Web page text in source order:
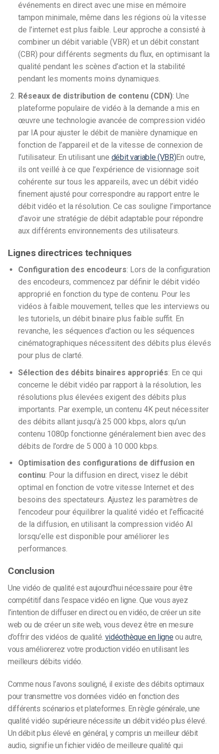
événements en direct avec une mise en mémoire
tampon minimale, même dans les régions où la vitesse
de l’internet est plus faible. Leur approche a consisté à
combiner un débit variable (VBR) et un débit constant
(CBR) pour différents segments du flux, en optimisant la
qualité pendant les scènes d’action et la stabilité
pendant les moments moins dynamiques.
Réseaux de distribution de contenu (CDN): Une
plateforme populaire de vidéo à la demande a mis en
œuvre une technologie avancée de compression vidéo
par IA pour ajuster le débit de manière dynamique en
fonction de l’appareil et de la vitesse de connexion de
l’utilisateur. En utilisant une débit variable (VBR)En outre,
ils ont veillé à ce que l’expérience de visionnage soit
cohérente sur tous les appareils, avec un débit vidéo
finement ajusté pour correspondre au rapport entre le
débit vidéo et la résolution. Ce cas souligne l’importance
d’avoir une stratégie de débit adaptable pour répondre
aux différents environnements des utilisateurs.
Lignes directrices techniques
Configuration des encodeurs: Lors de la configuration
des encodeurs, commencez par définir le débit vidéo
approprié en fonction du type de contenu. Pour les
vidéos à faible mouvement, telles que les interviews ou
les tutoriels, un débit binaire plus faible suffit. En
revanche, les séquences d’action ou les séquences
cinématographiques nécessitent des débits plus élevés
pour plus de clarté.
Sélection des débits binaires appropriés: En ce qui
concerne le débit vidéo par rapport à la résolution, les
résolutions plus élevées exigent des débits plus
importants. Par exemple, un contenu 4K peut nécessiter
des débits allant jusqu’à 25 000 kbps, alors qu’un
contenu 1080p fonctionne généralement bien avec des
débits de l’ordre de 5 000 à 10 000 kbps.
Optimisation des configurations de diffusion en
continu: Pour la diffusion en direct, visez le débit
optimal en fonction de votre vitesse Internet et des
besoins des spectateurs. Ajustez les paramètres de
l’encodeur pour équilibrer la qualité vidéo et l’efficacité
de la diffusion, en utilisant la compression vidéo AI
lorsqu’elle est disponible pour améliorer les
performances.
Conclusion
Une vidéo de qualité est aujourd’hui nécessaire pour être
compétitif dans l’espace vidéo en ligne. Que vous ayez
l’intention de diffuser en direct ou en vidéo, de créer un site
web ou de créer un site web, vous devez être en mesure
d’offrir des vidéos de qualité. vidéothèque en ligne ou autre,
vous améliorerez votre production vidéo en utilisant les
meilleurs débits vidéo.
Comme nous l’avons souligné, il existe des débits optimaux
pour transmettre vos données vidéo en fonction des
différents scénarios et plateformes. En règle générale, une
qualité vidéo supérieure nécessite un débit vidéo plus élevé.
Un débit plus élevé en général, y compris un meilleur débit
audio, signifie un fichier vidéo de meilleure qualité qui